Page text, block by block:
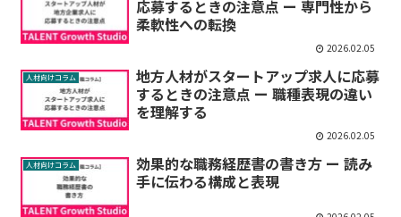
応募するときの注意点 ー 専門性から
柔軟性への転換
2026.02.05
人材向けコラム
地方人材がスタートアップ求人に応募
するときの注意点 ー 職種表現の違い
を理解する
2026.02.05
人材向けコラム
効果的な職務経歴書の書き方 ー 読み
手に伝わる構成と表現